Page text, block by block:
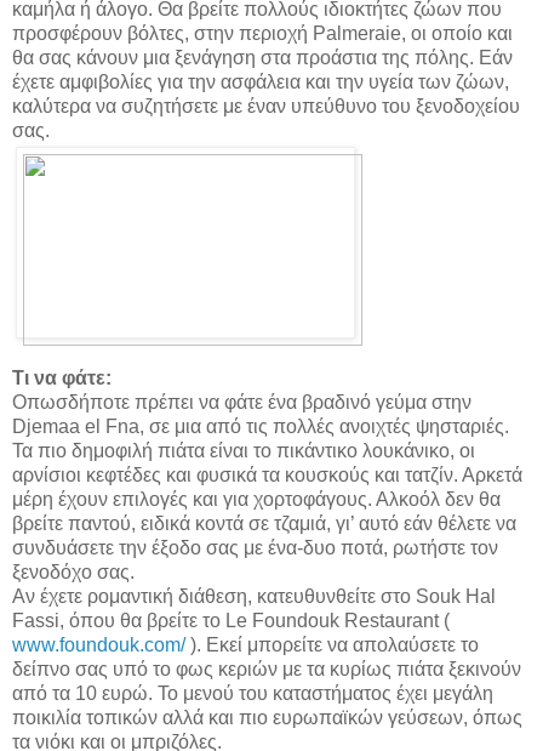
καμήλα ή άλογο. Θα βρείτε πολλούς ιδιοκτήτες ζώων που
προσφέρουν βόλτες, στην περιοχή Palmeraie, οι οποίο και
θα σας κάνουν μια ξενάγηση στα προάστια της πόλης. Εάν
έχετε αμφιβολίες για την ασφάλεια και την υγεία των ζώων,
καλύτερα να συζητήσετε με έναν υπεύθυνο του ξενοδοχείου
σας.
Τι να φάτε:
Οπωσδήποτε πρέπει να φάτε ένα βραδινό γεύμα στην
Djemaa el Fna, σε μια από τις πολλές ανοιχτές ψησταριές.
Τα πιο δημοφιλή πιάτα είναι το πικάντικο λουκάνικο, οι
αρνίσιοι κεφτέδες και φυσικά τα κουσκούς και τατζίν. Αρκετά
μέρη έχουν επιλογές και για χορτοφάγους. Αλκοόλ δεν θα
βρείτε παντού, ειδικά κοντά σε τζαμιά, γι’ αυτό εάν θέλετε να
συνδυάσετε την έξοδο σας με ένα-δυο ποτά, ρωτήστε τον
ξενοδόχο σας.
Αν έχετε ρομαντική διάθεση, κατευθυνθείτε στο Souk Hal
Fassi, όπου θα βρείτε το Le Foundouk Restaurant (
www.foundouk.com/). Εκεί μπορείτε να απολαύσετε το
δείπνο σας υπό το φως κεριών με τα κυρίως πιάτα ξεκινούν
από τα 10 ευρώ. Το μενού του καταστήματος έχει μεγάλη
ποικιλία τοπικών αλλά και πιο ευρωπαϊκών γεύσεων, όπως
τα νιόκι και οι μπριζόλες.